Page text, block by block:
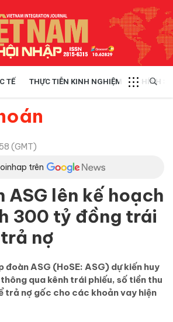
TẾ THỰC TIỄN KINH NGHIỆM CHÍNH
(GMT)
trên
ASG lên kế hoạch
300 tỷ đồng trái
nợ
đoàn ASG (HoSE: ASG) dự kiến huy
qua kênh trái phiếu, số tiền thu
trả nợ gốc cho các khoản vay hiện